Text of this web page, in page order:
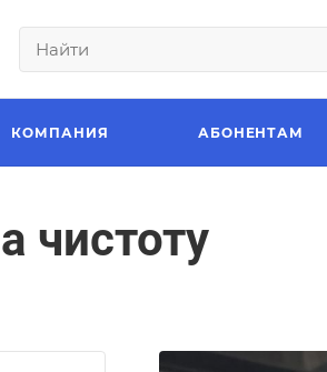
КОМПАНИЯ АБОНЕНТАМ
чистоту